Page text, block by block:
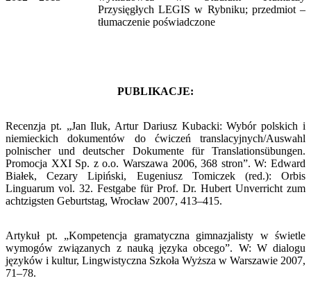
Przysięgłych LEGIS w Rybniku; przedmiot –
tłumaczenie poświadczone
PUBLIKACJE:
Recenzja pt. „Jan Iluk, Artur Dariusz Kubacki: Wybór polskich i
niemieckich dokumentów do ćwiczeń translacyjnych/Auswahl
polnischer und deutscher Dokumente für Translationsübungen.
Promocja XXI Sp. z o.o. Warszawa 2006, 368 stron”. W: Edward
Białek, Cezary Lipiński, Eugeniusz Tomiczek (red.): Orbis
Linguarum vol. 32. Festgabe für Prof. Dr. Hubert Unverricht zum
achtzigsten Geburtstag, Wrocław 2007, 413–415.
Artykuł pt. „Kompetencja gramatyczna gimnazjalisty w świetle
wymogów związanych z nauką języka obcego”. W: W dialogu
języków i kultur, Lingwistyczna Szkoła Wyższa w Warszawie 2007,
71–78.